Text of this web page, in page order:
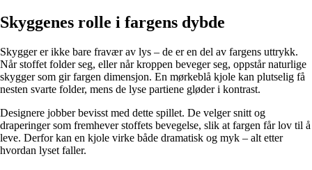
Skyggenes rolle i fargens dybde
Skygger er ikke bare fravær av lys – de er en del av fargens uttrykk.
Når stoffet folder seg, eller når kroppen beveger seg, oppstår naturlige
skygger som gir fargen dimensjon. En mørkeblå kjole kan plutselig få
nesten svarte folder, mens de lyse partiene gløder i kontrast.
Designere jobber bevisst med dette spillet. De velger snitt og
draperinger som fremhever stoffets bevegelse, slik at fargen får lov til å
leve. Derfor kan en kjole virke både dramatisk og myk – alt etter
hvordan lyset faller.